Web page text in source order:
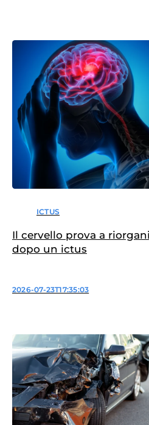
ICTUS
Il cervello prova a
dopo un ictus
2026-07-23T17:35:03